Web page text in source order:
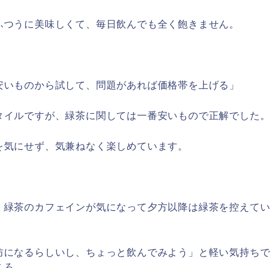
うに美味しくて、毎日飲んでも全く飽きません。
いものから試して、問題があれば価格帯を上げる」
ルですが、緑茶に関しては一番安いもので正解でした。
にせず、気兼ねなく楽しめています。
緑茶のカフェインが気になって夕方以降は緑茶を控えてい
になるらしいし、ちょっと飲んでみよう」と軽い気持ちで